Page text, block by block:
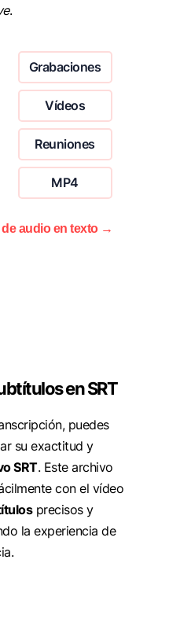
.
Grabaciones
Vídeos
Reuniones
MP4
audio en texto →
en SRT
puedes
su exactitud y
SRT. Este archivo
con el vídeo
precisos y
la experiencia de